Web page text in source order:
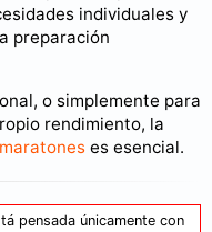
individuales y
preparación
o simplemente para
rendimiento, la
es esencial.
pensada únicamente con